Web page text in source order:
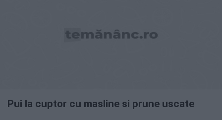
Pui la cuptor cu masline si prune uscate